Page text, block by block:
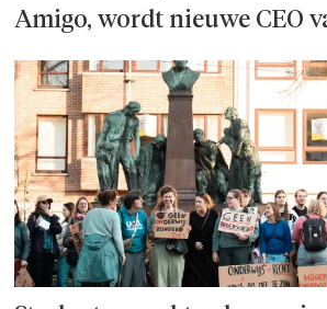
Amigo, wordt nieuwe CEO